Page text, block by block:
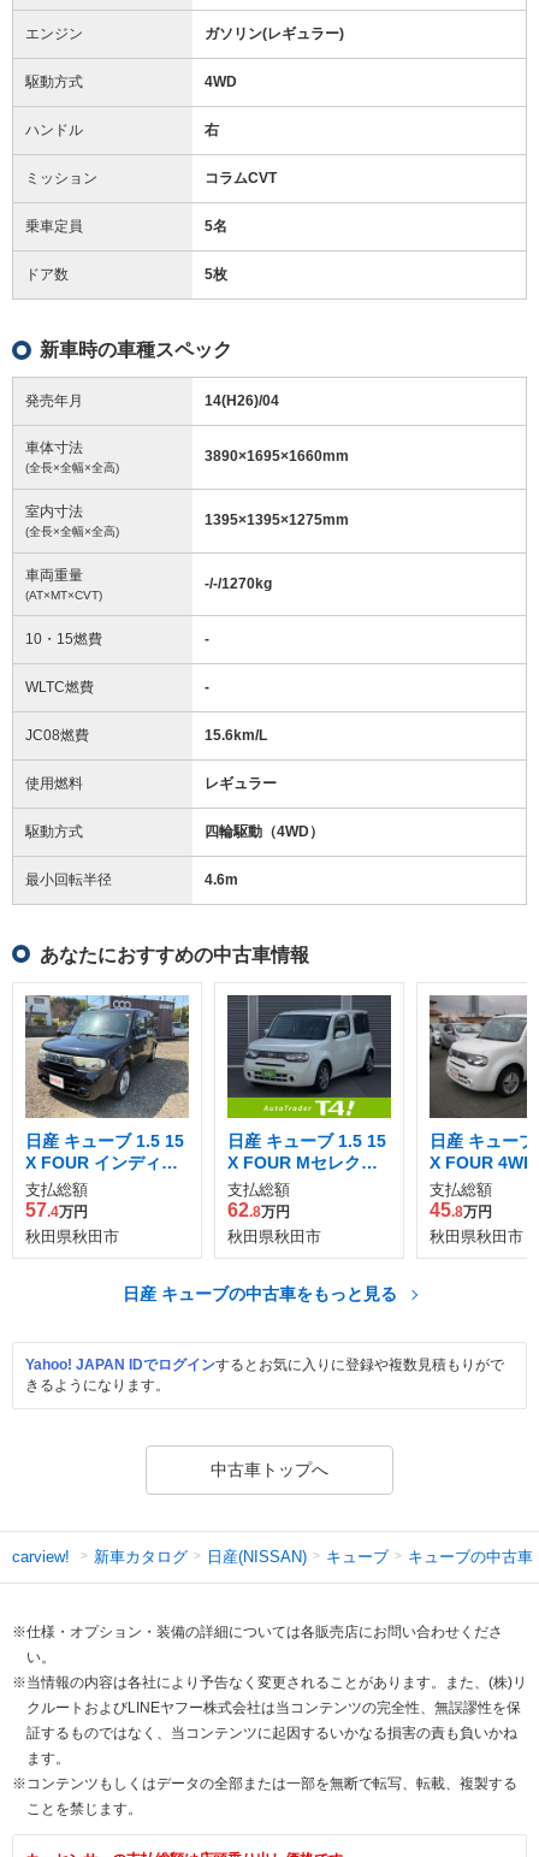
エンジン ガソリン(レギュラー)
駆動方式 4WD
ハンドル 右
ミッション コラムCVT
乗車定員 5名
ドア数 5枚
新車時の車種スペック
発売年月 14(H26)/04
車体寸法
(全長×全幅×全高)
3890×1695×1660mm
室内寸法
(全長×全幅×全高)
1395×1395×1275mm
車両重量
(AT×MT×CVT)
-/-/1270kg
10・15燃費 -
WLTC燃費 -
JC08燃費 15.6km/L
使用燃料 レギュラー
駆動方式 四輪駆動（4WD）
最小回転半径 4.6m
あなたにおすすめの中古車情報
日産 キューブ 1.5 15
X FOUR インディゴ
＋プラズマ 4WD
支払総額
57.4万円
秋田県秋田市
日産 キューブ 1.5 15
X FOUR Mセレクシ
ョン 4WD
支払総額
62.8万円
秋田県秋田市
日産 キュー
X FOUR 4WD
支払総額
45.8万円
秋田県秋田市
日産 キューブの中古車をもっと見る
Yahoo! JAPAN IDでログインするとお気に入りに登録や複数見積もりがで
きるようになります。
中古車トップへ
carview! 新車カタログ 日産(NISSAN) キューブ キューブの中古車
※仕様・オプション・装備の詳細については各販売店にお問い合わせくださ
い。
※当情報の内容は各社により予告なく変更されることがあります。また、(株)リ
クルートおよびLINEヤフー株式会社は当コンテンツの完全性、無誤謬性を保
証するものではなく、当コンテンツに起因するいかなる損害の責も負いかね
ます。
※コンテンツもしくはデータの全部または一部を無断で転写、転載、複製する
ことを禁じます。